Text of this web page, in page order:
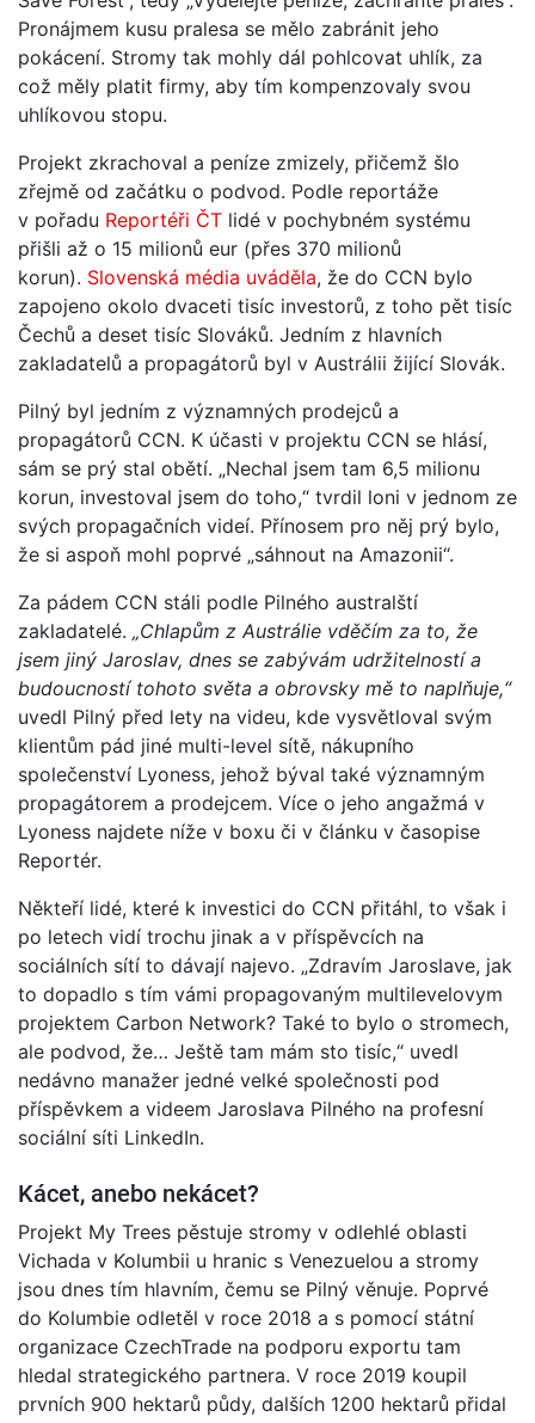
Pronájmem kusu pralesa se mělo zabránit jeho
pokácení. Stromy tak mohly dál pohlcovat uhlík, za
což měly platit firmy, aby tím kompenzovaly svou
uhlíkovou stopu.
Projekt zkrachoval a peníze zmizely, přičemž šlo
zřejmě od začátku o podvod. Podle reportáže
v pořadu Reportéři ČT lidé v pochybném systému
přišli až o 15 milionů eur (přes 370 milionů
korun). Slovenská média uváděla, že do CCN bylo
zapojeno okolo dvaceti tisíc investorů, z toho pět tisíc
Čechů a deset tisíc Slováků. Jedním z hlavních
zakladatelů a propagátorů byl v Austrálii žijící Slovák.
Pilný byl jedním z významných prodejců a
propagátorů CCN. K účasti v projektu CCN se hlásí,
sám se prý stal obětí. „Nechal jsem tam 6,5 milionu
korun, investoval jsem do toho,“ tvrdil loni v jednom ze
svých propagačních videí. Přínosem pro něj prý bylo,
že si aspoň mohl poprvé „sáhnout na Amazonii“.
Za pádem CCN stáli podle Pilného australští
zakladatelé. „Chlapům z Austrálie vděčím za to, že
jsem jiný Jaroslav, dnes se zabývám udržitelností a
budoucností tohoto světa a obrovsky mě to naplňuje,“
uvedl Pilný před lety na videu, kde vysvětloval svým
klientům pád jiné multi-level sítě, nákupního
společenství Lyoness, jehož býval také významným
propagátorem a prodejcem. Více o jeho angažmá v
Lyoness najdete níže v boxu či v článku v časopise
Reportér.
Někteří lidé, které k investici do CCN přitáhl, to však i
po letech vidí trochu jinak a v příspěvcích na
sociálních sítí to dávají najevo. „Zdravím Jaroslave, jak
to dopadlo s tím vámi propagovaným multilevelovym
projektem Carbon Network? Také to bylo o stromech,
ale podvod, že… Ještě tam mám sto tisíc,“ uvedl
nedávno manažer jedné velké společnosti pod
příspěvkem a videem Jaroslava Pilného na profesní
sociální síti LinkedIn.
Kácet, anebo nekácet?
Projekt My Trees pěstuje stromy v odlehlé oblasti
Vichada v Kolumbii u hranic s Venezuelou a stromy
jsou dnes tím hlavním, čemu se Pilný věnuje. Poprvé
do Kolumbie odletěl v roce 2018 a s pomocí státní
organizace CzechTrade na podporu exportu tam
hledal strategického partnera. V roce 2019 koupil
prvních 900 hektarů půdy, dalších 1200 hektarů přidal